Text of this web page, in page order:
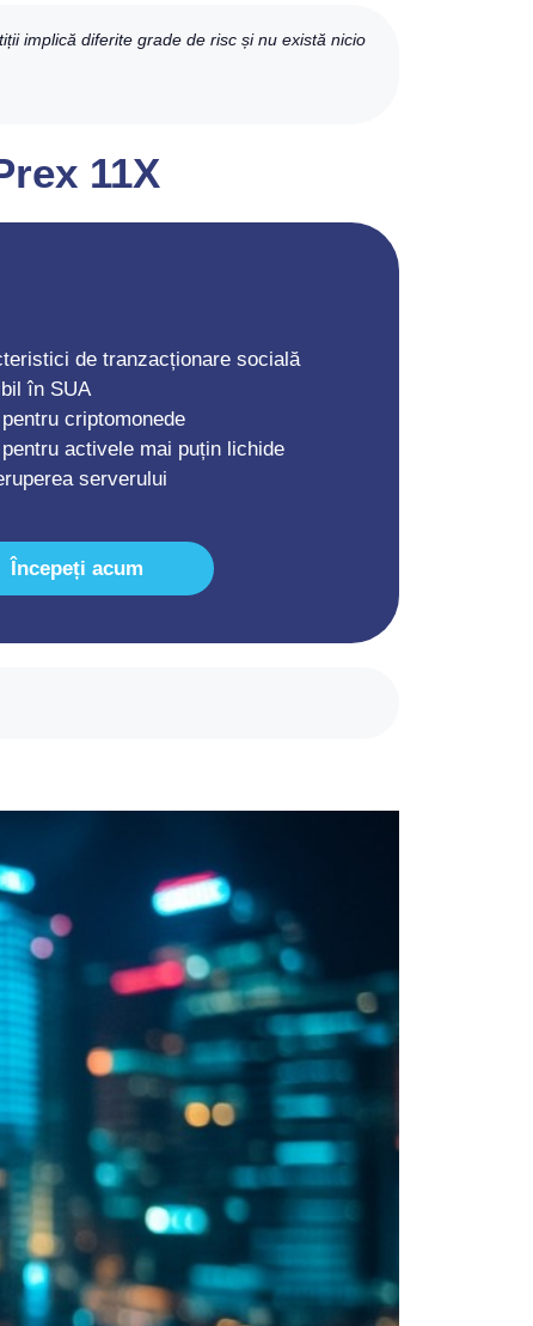
implică diferite grade de risc și nu există nicio
11X
de tranzacționare socială
în SUA
criptomonede
activele mai puțin lichide
serverului
Începeți acum